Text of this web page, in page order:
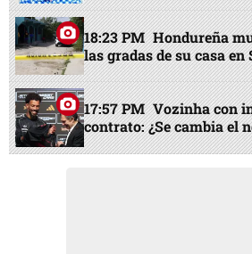
18:23 PM Hondureña
las gradas de su casa en
17:57 PM Vozinha con
contrato: ¿Se cambia el